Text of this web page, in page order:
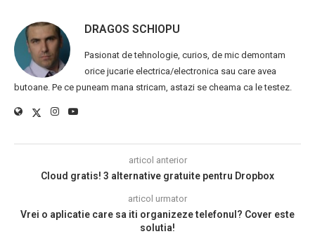
DRAGOS SCHIOPU
Pasionat de tehnologie, curios, de mic demontam
orice jucarie electrica/electronica sau care avea
butoane. Pe ce puneam mana stricam, astazi se cheama ca le testez.
articol anterior
Cloud gratis! 3 alternative gratuite pentru Dropbox
articol urmator
Vrei o aplicatie care sa iti organizeze telefonul? Cover este
solutia!